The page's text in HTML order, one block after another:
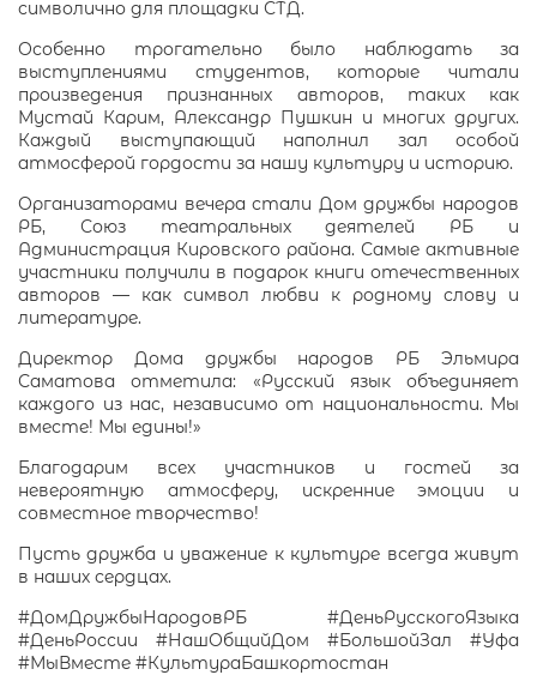
символично для площадки СТД.
Особенно трогательно было наблюдать за
выступлениями студентов, которые читали
произведения признанных авторов, таких как
Мустай Карим, Александр Пушкин и многих других.
Каждый выступающий наполнил зал особой
атмосферой гордости за нашу культуру и историю.
Организаторами вечера стали Дом дружбы народов
РБ, Союз театральных деятелей РБ и
Администрация Кировского района. Самые активные
участники получили в подарок книги отечественных
авторов — как символ любви к родному слову и
литературе.
Директор Дома дружбы народов РБ Эльмира
Саматова отметила: «Русский язык объединяет
каждого из нас, независимо от национальности. Мы
вместе! Мы едины!»
Благодарим всех участников и гостей за
невероятную атмосферу, искренние эмоции и
совместное творчество!
Пусть дружба и уважение к культуре всегда живут
в наших сердцах.
#ДомДружбыНародовРБ
#ДеньРусскогоЯзыка
#ДеньРоссии
#НашОбщийДом #БольшойЗал
#Уфа
#МыВместе #КультураБашкортостан